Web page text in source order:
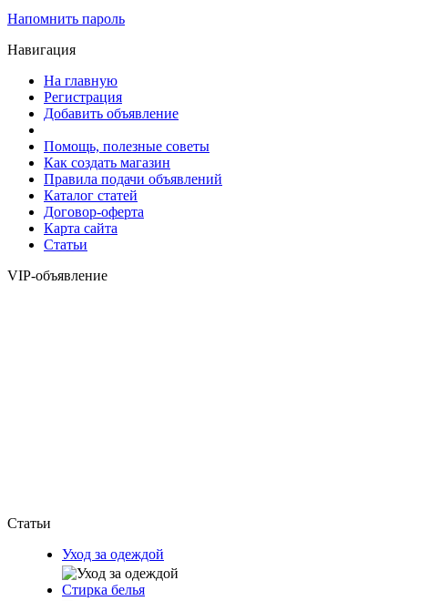
Напомнить пароль
Навигация
На главную
Регистрация
Добавить объявление
Помощь, полезные советы
Как создать магазин
Правила подачи объявлений
Каталог статей
Договор-оферта
Карта сайта
Статьи
VIP-объявление
Статьи
Уход за одеждой
Стирка белья